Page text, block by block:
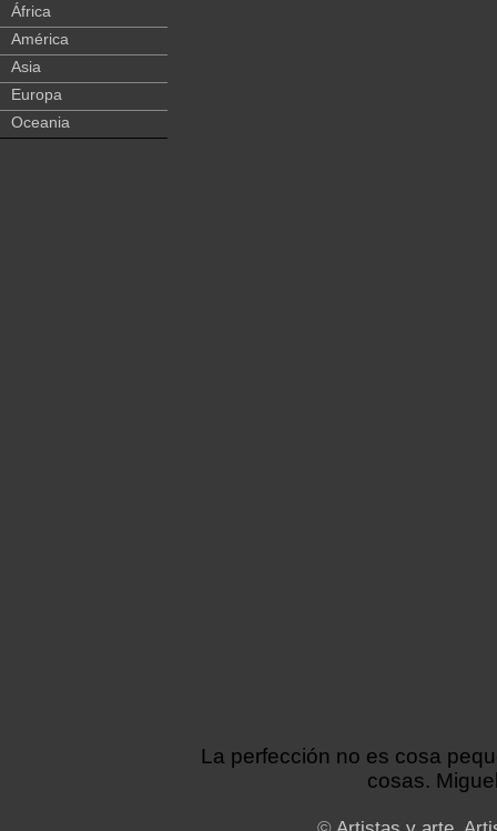
África
América
Asia
Europa
Oceania
La perfección no es cosa
cosas.